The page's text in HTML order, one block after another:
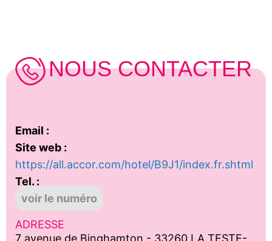
NOUS CONTACTER
Email :
Site web :
https://all.accor.com/hotel/B9J1/index.fr.shtml
Tel. :
voir le numéro
ADRESSE
7 avenue de Binghamton - 33260 LA TESTE-